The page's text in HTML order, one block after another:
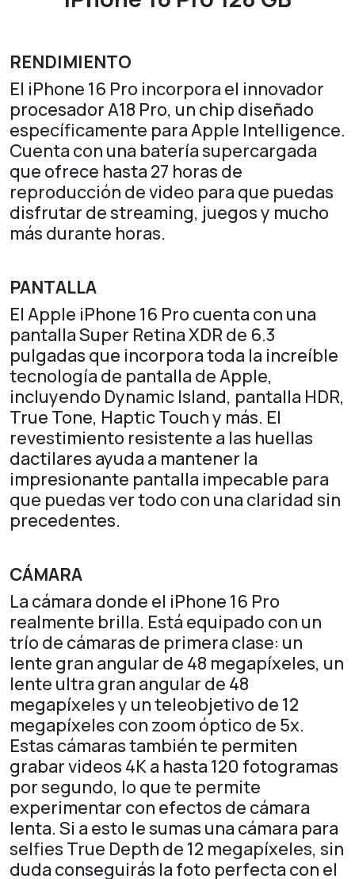
RENDIMIENTO
El iPhone 16 Pro incorpora el innovador
procesador A18 Pro, un chip diseñado
específicamente para Apple Intelligence.
Cuenta con una batería supercargada
que ofrece hasta 27 horas de
reproducción de video para que puedas
disfrutar de streaming, juegos y mucho
más durante horas.
PANTALLA
El Apple iPhone 16 Pro cuenta con una
pantalla Super Retina XDR de 6.3
pulgadas que incorpora toda la increíble
tecnología de pantalla de Apple,
incluyendo Dynamic Island, pantalla HDR,
True Tone, Haptic Touch y más. El
revestimiento resistente a las huellas
dactilares ayuda a mantener la
impresionante pantalla impecable para
que puedas ver todo con una claridad sin
precedentes.
CÁMARA
La cámara donde el iPhone 16 Pro
realmente brilla. Está equipado con un
trío de cámaras de primera clase: un
lente gran angular de 48 megapíxeles, un
lente ultra gran angular de 48
megapíxeles y un teleobjetivo de 12
megapíxeles con zoom óptico de 5x.
Estas cámaras también te permiten
grabar videos 4K a hasta 120 fotogramas
por segundo, lo que te permite
experimentar con efectos de cámara
lenta. Si a esto le sumas una cámara para
selfies True Depth de 12 megapíxeles, sin
duda conseguirás la foto perfecta con el